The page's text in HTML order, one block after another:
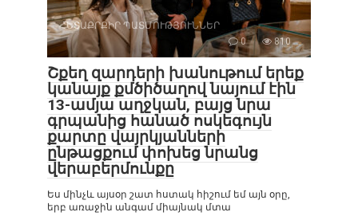
ՀԵՏԱՔՐՔԻՐ ՊԱՏՄՈՒԹՅՈՒՆՆԵՐ
0
810
Շքեղ զարդերի խանութում երեք
կանայք քմծիծաղով նայում էին
13-ամյա աղջկան, բայց նրա
գրպանից հանած ոսկեգույն
քարտը վայրկյանների
ընթացքում փոխեց նրանց
վերաբերմունքը
Ես մինչև այսօր շատ հստակ հիշում եմ այն օրը,
երբ առաջին անգամ միայնակ մտա